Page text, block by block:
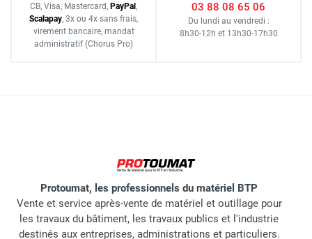
CB, Visa, Mastercard, PayPal ,
Scalapay, 3x ou 4x sans frais,
virement bancaire, mandat
administratif (Chorus Pro)
03 88 08 65 06
Du lundi au vendredi :
8h30-12h et 13h30-17h30
Protoumat, les professionnels du matériel BTP
Vente et service après-vente de matériel et outillage pour
les travaux du bâtiment, les travaux publics et l'industrie
destinés aux entreprises, administrations et particuliers.